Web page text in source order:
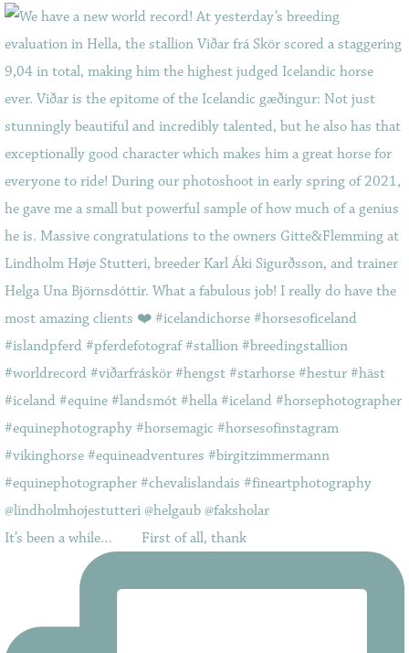
It’s been a while…⠀ ⠀ First of all, thank